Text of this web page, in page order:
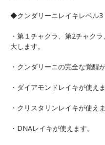
◆クンダリーニレイキレベル3
・第１チャクラ、第2チャク
大します。
・クンダリーニの完全な覚醒
・ダイアモンドレイキが使えま
・クリスタリンレイキが使えま
・DNAレイキが使えます。